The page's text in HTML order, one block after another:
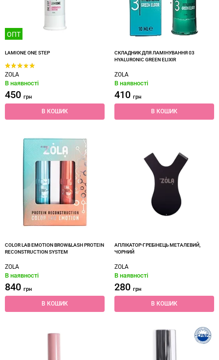
ОПТ
LAMIONE ONE STEP
ZOLA
В наявності
450 грн
В КОШИК
СКЛАДНИК ДЛЯ ЛАМІНУВАННЯ 03
HYALURONIC GREEN ELIXIR
ZOLA
В наявності
410 грн
В КОШИК
COLOR LAB EMOTION BROW&LASH PROTEIN
RECONSTRUCTION SYSTEM
ZOLA
В наявності
840 грн
В КОШИК
АПЛІКАТОР-ГРЕБІНЕЦЬ МЕТАЛЕВИЙ,
ЧОРНИЙ
ZOLA
В наявності
280 грн
В КОШИК